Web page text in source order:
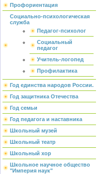
Профориентация
Социально-психологическая
служба
Педагог-психолог
Социальный
педагог
Учитель-логопед
Профилактика
Год единства народов России.
Год защитника Отечества
Год семьи
Год педагога и наставника
Школьный музей
Школьный театр
Школьный хор
Школьное научное общество
"Империя наук"